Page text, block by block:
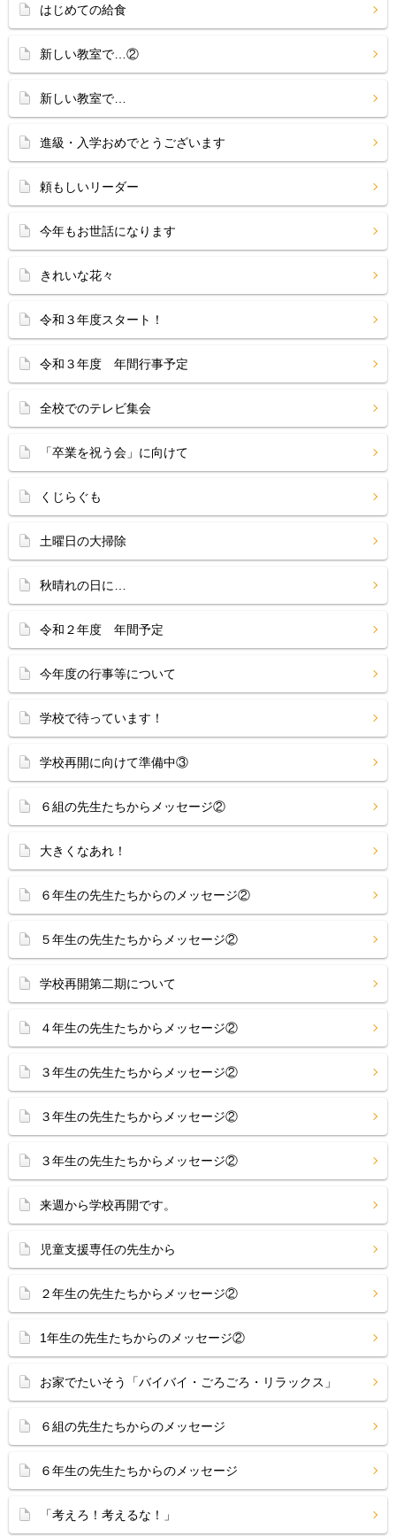
はじめての給食
新しい教室で…②
新しい教室で…
進級・入学おめでとうございます
頼もしいリーダー
今年もお世話になります
きれいな花々
令和３年度スタート！
令和３年度 年間行事予定
全校でのテレビ集会
「卒業を祝う会」に向けて
くじらぐも
土曜日の大掃除
秋晴れの日に…
令和２年度 年間予定
今年度の行事等について
学校で待っています！
学校再開に向けて準備中③
６組の先生たちからメッセージ②
大きくなあれ！
６年生の先生たちからのメッセージ②
５年生の先生たちからメッセージ②
学校再開第二期について
４年生の先生たちからメッセージ②
３年生の先生たちからメッセージ②
３年生の先生たちからメッセージ②
３年生の先生たちからメッセージ②
来週から学校再開です。
児童支援専任の先生から
２年生の先生たちからメッセージ②
1年生の先生たちからのメッセージ②
お家でたいそう「バイバイ・ごろごろ・リラックス」
６組の先生たちからのメッセージ
６年生の先生たちからのメッセージ
「考えろ！考えるな！」